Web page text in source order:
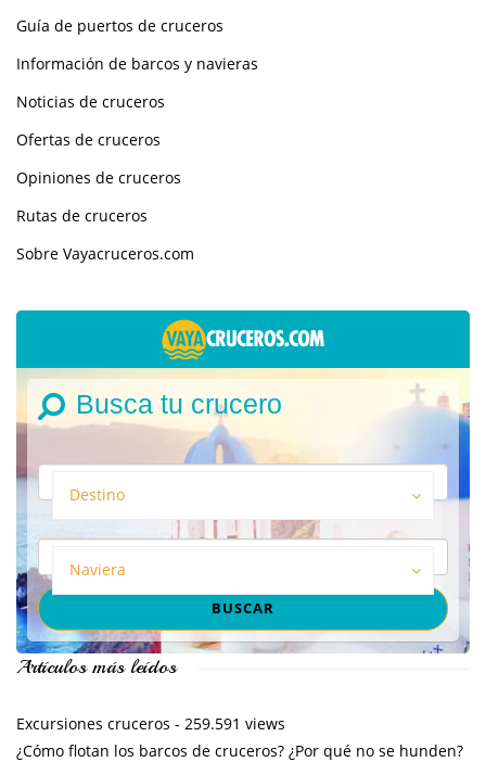
Guía de puertos de cruceros
Información de barcos y navieras
Noticias de cruceros
Ofertas de cruceros
Opiniones de cruceros
Rutas de cruceros
Sobre Vayacruceros.com
Busca tu crucero
Destino
Naviera
Artículos más leídos
Excursiones cruceros - 259.591 views
¿Cómo flotan los barcos de cruceros? ¿Por qué no se hunden?